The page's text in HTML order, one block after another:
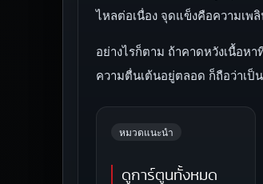
ไหลต่อเนื่อง จุดแข็งคือความเพ
อย่างไรก็ตาม ถ้าคาดหวังเนื้อห
ความตื่นเต้นอยู่ตลอด ก็ถือว่าเป็
หมวดแนะนำ
ดูการ์ตูนทั้งหมด